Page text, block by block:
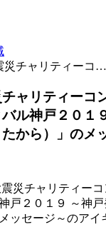
災チャリティーコ…
チャリティーコ
ル神戸２０１
から）」のメ